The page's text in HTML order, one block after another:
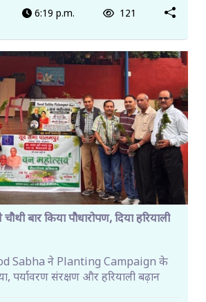
6:19 p.m. 121
बार किया पौधारोपण, दिया हरियाली
Sabha ने Planting Campaign के
पर्यावरण संरक्षण और हरियाली बढ़ान